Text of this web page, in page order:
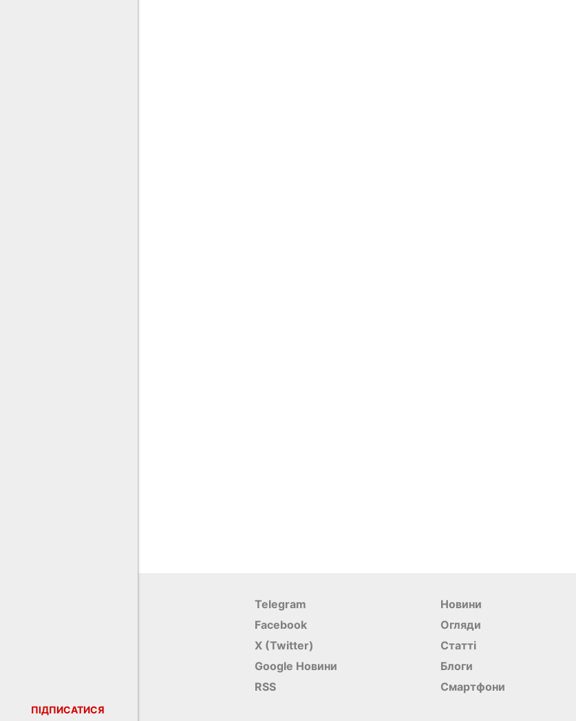
ПІДПИСАТИСЯ
Telegram
Facebook
X (Twitter)
Google Новини
RSS
Новини
Огляди
Статті
Блоги
Смартфони